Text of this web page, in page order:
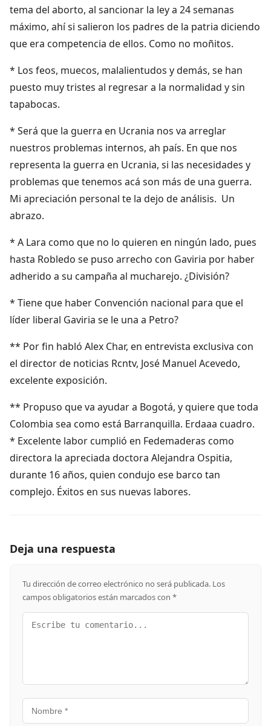
tema del aborto, al sancionar la ley a 24 semanas
máximo, ahí si salieron los padres de la patria diciendo
que era competencia de ellos. Como no moñitos.
* Los feos, muecos, malalientudos y demás, se han
puesto muy tristes al regresar a la normalidad y sin
tapabocas.
* Será que la guerra en Ucrania nos va arreglar
nuestros problemas internos, ah país. En que nos
representa la guerra en Ucrania, si las necesidades y
problemas que tenemos acá son más de una guerra.
Mi apreciación personal te la dejo de análisis. Un
abrazo.
* A Lara como que no lo quieren en ningún lado, pues
hasta Robledo se puso arrecho con Gaviria por haber
adherido a su campaña al mucharejo. ¿División?
* Tiene que haber Convención nacional para que el
líder liberal Gaviria se le una a Petro?
** Por fin habló Alex Char, en entrevista exclusiva con
el director de noticias Rcntv, José Manuel Acevedo,
excelente exposición.
** Propuso que va ayudar a Bogotá, y quiere que toda
Colombia sea como está Barranquilla. Erdaaa cuadro.
* Excelente labor cumplió en Fedemaderas como
directora la apreciada doctora Alejandra Ospitia,
durante 16 años, quien condujo ese barco tan
complejo. Éxitos en sus nuevas labores.
Deja una respuesta
Tu dirección de correo electrónico no será publicada. Los
campos obligatorios están marcados con *